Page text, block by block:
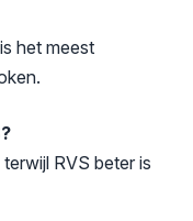
het meest
RVS beter is